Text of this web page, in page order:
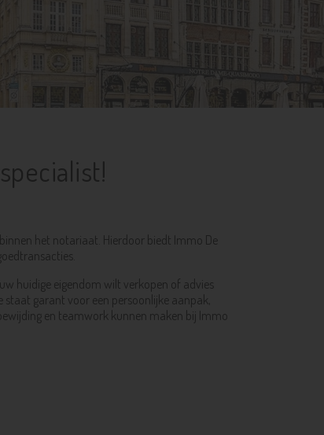
het notariaat. Hierdoor biedt Immo De
huidige eigendom wilt verkopen of advies
garant voor een persoonlijke aanpak,
en teamwork kunnen maken bij Immo